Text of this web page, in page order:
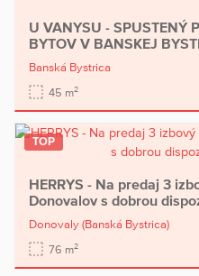
U VANYSU - SPUSTENÝ
BYTOV V BANSKEJ
Banská Bystrica
45 m2
TOP
HERRYS - Na predaj 3
Donovalov s dobrou
Donovaly (Banská Bystrica)
76 m2